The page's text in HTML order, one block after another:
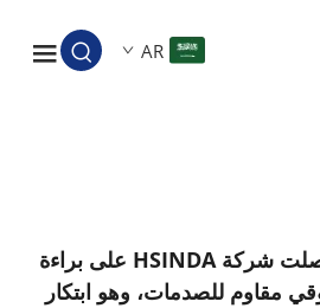
AR
اختراق ابتكاري | حصلت شركة HSINDA على براءة
مقاوم للصدمات، وهو ابتكار